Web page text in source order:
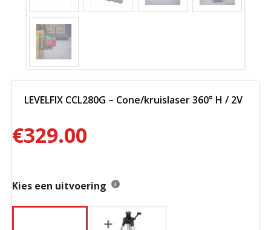
LEVELFIX CCL280G – Cone/kruislaser 360° H / 2V
€329.00
Kies een uitvoering